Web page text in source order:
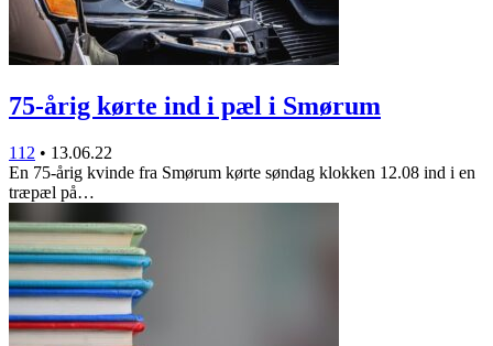
75-årig kørte ind i pæl i Smørum
112 • 13.06.22
En 75-årig kvinde fra Smørum kørte søndag klokken 12.08 ind i en
træpæl på…